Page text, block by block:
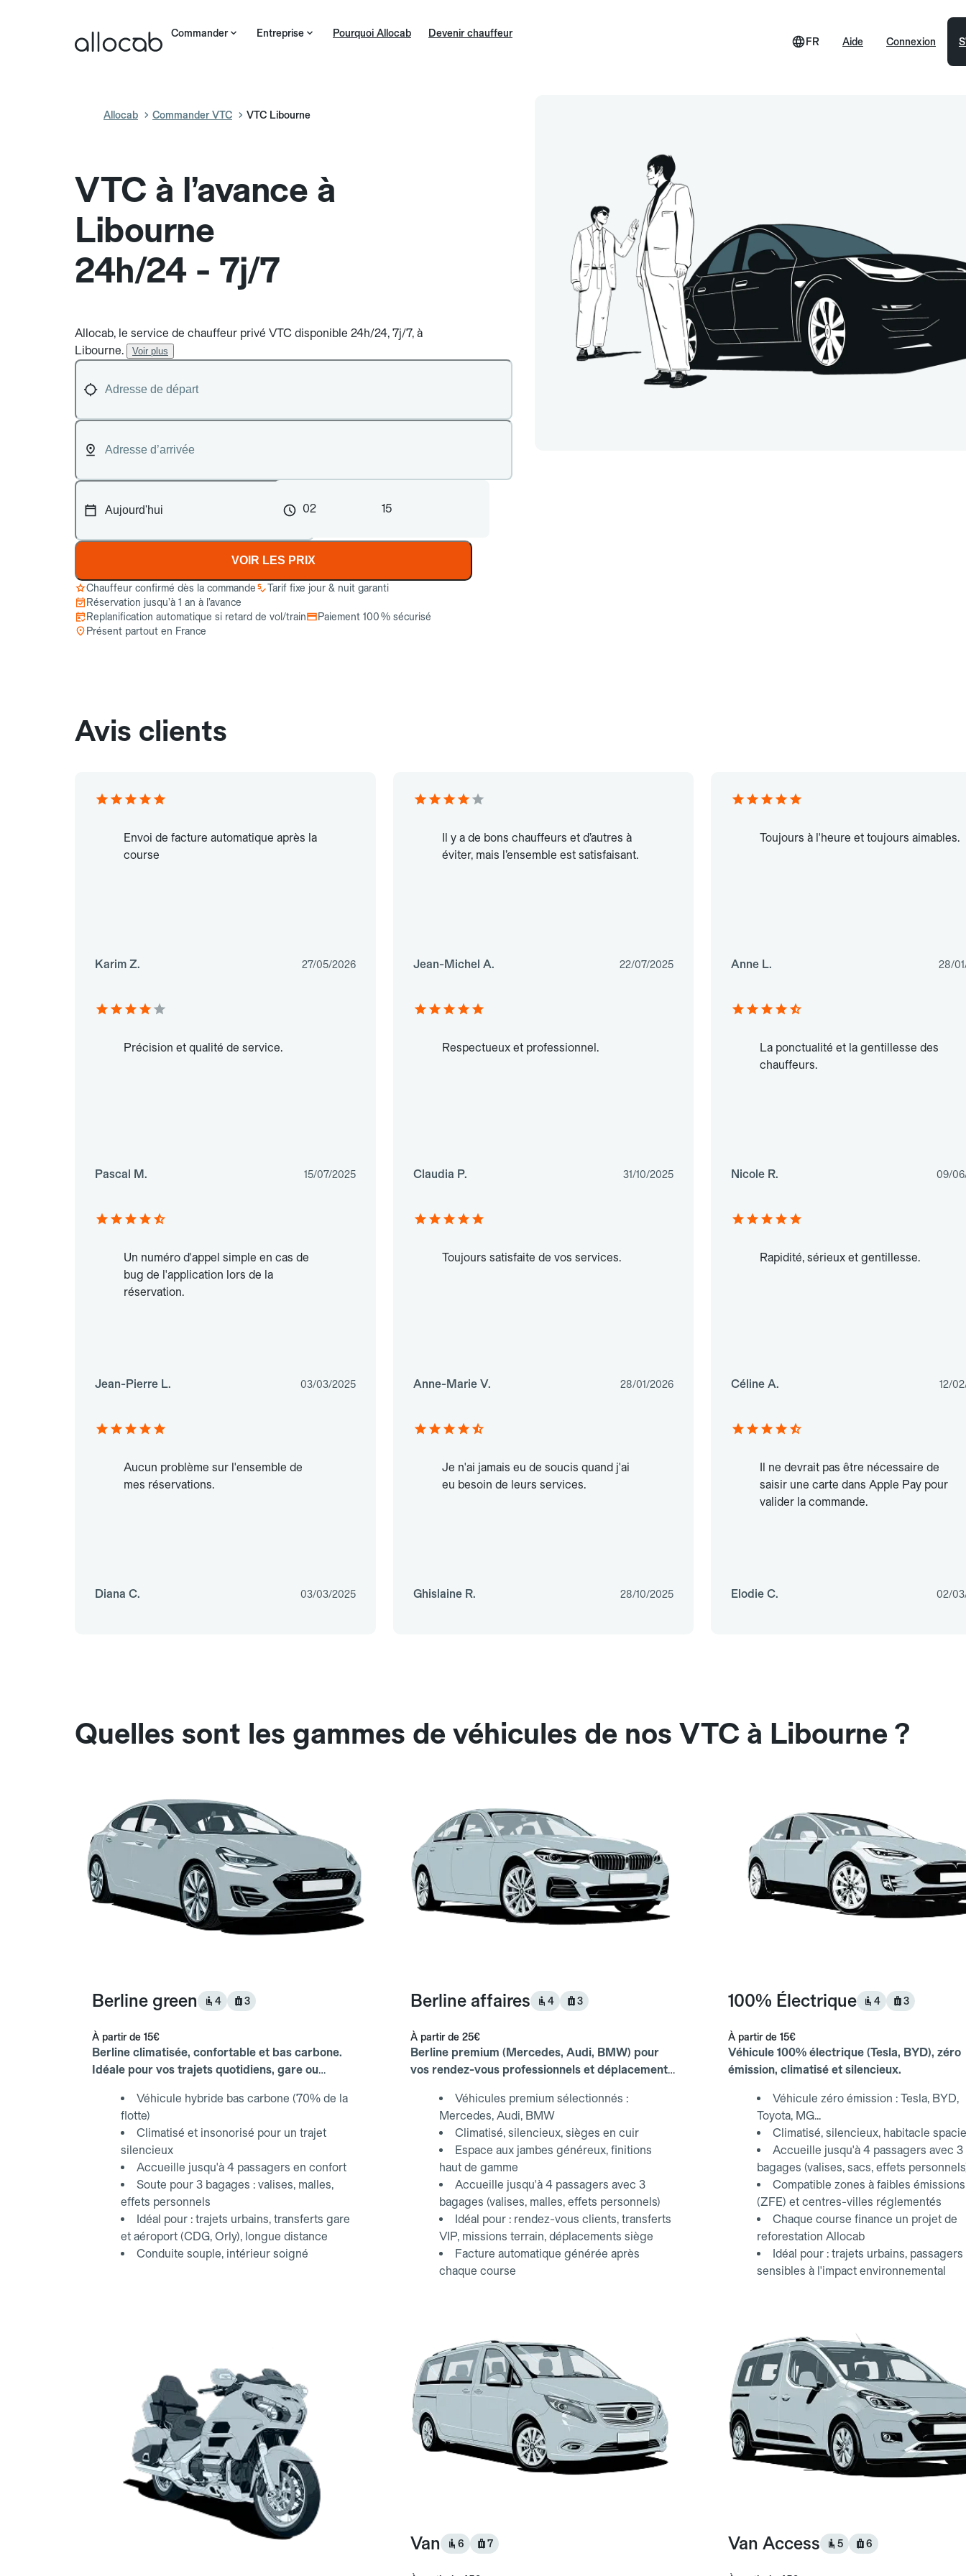
Commander Entreprise Pourquoi Allocab Devenir chauffeur
Aide
FR Connexion
Allocab Commander VTC VTC Libourne
VTC à l’avance à
Libourne
24h/24 - 7j/7
Allocab, le service de chauffeur privé VTC disponible 24h/24, 7j/7, à
Libourne.
Voir plus
02 15
VOIR LES PRIX
Chauffeur confirmé dès la commande
Tarif fixe jour & nuit garanti
Réservation jusqu’à 1 an à l’avance
Replanification automatique si retard de vol/train
Paiement 100 % sécurisé
Présent partout en France
Avis clients
Envoi de facture automatique après la
course
Karim Z. 27/05/2026
Il y a de bons chauffeurs et d’autres à
éviter, mais l’ensemble est satisfaisant.
Jean-Michel A. 22/07/2025
Toujours à l'heure et toujours aimables.
Anne L. 28/
Précision et qualité de service.
Pascal M. 15/07/2025
Respectueux et professionnel.
Claudia P. 31/10/2025
La ponctualité et la gentillesse des
chauffeurs.
Nicole R. 09/
Un numéro d'appel simple en cas de
bug de l'application lors de la
réservation.
Jean-Pierre L. 03/03/2025
Toujours satisfaite de vos services.
Anne-Marie V. 28/01/2026
Rapidité, sérieux et gentillesse.
Céline A. 12/
Aucun problème sur l'ensemble de
mes réservations.
Diana C. 03/03/2025
Je n'ai jamais eu de soucis quand j'ai
eu besoin de leurs services.
Ghislaine R. 28/10/2025
Il ne devrait pas être nécessaire de
saisir une carte dans Apple Pay pour
valider la commande.
Elodie C. 02/
Quelles sont les gammes de véhicules de nos VTC à Libourne ?
Berline green 4 3
À partir de 15€
Berline climatisée, confortable et bas carbone.
Idéale pour vos trajets quotidiens, gare ou
Véhicule hybride bas carbone (70% de la
flotte)
Climatisé et insonorisé pour un trajet
silencieux
Accueille jusqu'à 4 passagers en confort
Soute pour 3 bagages : valises, malles,
effets personnels
Idéal pour : trajets urbains, transferts gare
et aéroport (CDG, Orly), longue distance
Conduite souple, intérieur soigné
Berline affaires 4 3
À partir de 25€
Berline premium (Mercedes, Audi, BMW) pour
vos rendez-vous professionnels et déplacements
Véhicules premium sélectionnés :
Mercedes, Audi, BMW
Climatisé, silencieux, sièges en cuir
Espace aux jambes généreux, finitions
haut de gamme
Accueille jusqu'à 4 passagers avec 3
bagages (valises, malles, effets personnels)
Idéal pour : rendez-vous clients, transferts
VIP, missions terrain, déplacements siège
Facture automatique générée après
chaque course
100% Électrique 4 3
À partir de 15€
Véhicule 100% électrique (Tesla, BYD), zéro
émission, climatisé et silencieux.
Véhicule zéro émission : Tesla, BYD,
Toyota, MG...
Climatisé, silencieux, habitacle
Accueille jusqu'à 4 passagers avec 3
bagages (valises, sacs, effets
Compatible zones à faibles émissions
(ZFE) et centres-villes réglementés
Chaque course finance un projet de
reforestation Allocab
Idéal pour : trajets urbains, passagers
sensibles à l'impact environnemental
Van 6 7 Van Access 5 6